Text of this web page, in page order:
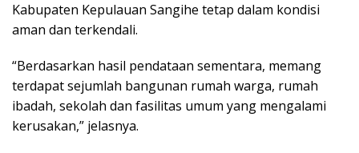
Kabupaten Kepulauan Sangihe tetap dalam kondisi
aman dan terkendali.
“Berdasarkan hasil pendataan sementara, memang
terdapat sejumlah bangunan rumah warga, rumah
ibadah, sekolah dan fasilitas umum yang mengalami
kerusakan,” jelasnya.